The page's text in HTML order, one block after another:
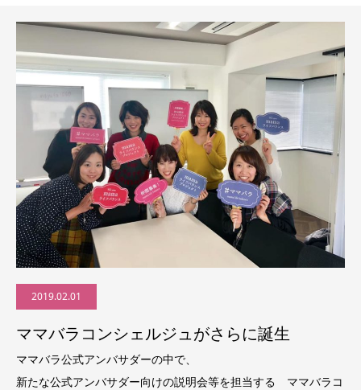
2019.02.01
ママバラコンシェルジュがさらに誕生
ママバラ公式アンバサダーの中で、
新たな公式アンバサダー向けの説明会等を担当する ママバラコ